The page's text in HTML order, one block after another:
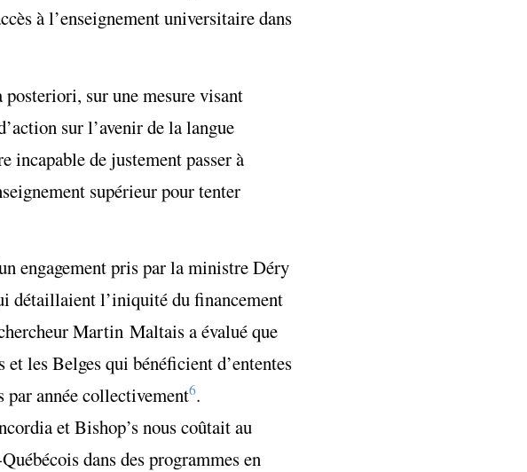
à l’enseignement universitaire dans
sur une mesure visant
sur l’avenir de la langue
incapable de justement passer à
supérieur pour tenter
engagement pris par la ministre Déry
détaillaient l’iniquité du financement
Martin Maltais a évalué que
les Belges qui bénéficient d’ententes
année collectivement6.
et Bishop’s nous coûtait au
dans des programmes en